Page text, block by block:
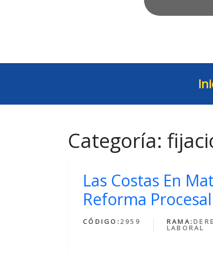
Categoría:
Las Costas En
Reforma
CÓDIGO:2959 RAMA:
LABORAL